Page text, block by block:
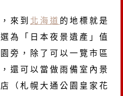
來到 北海道 的地標就是
為「日本夜景遺產」值
旁，除了可以一覽市區
還可以當做雨備室內景
（札幌大通公園皇家花